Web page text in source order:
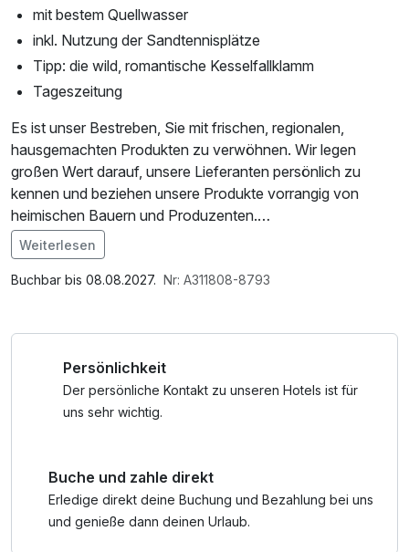
mit bestem Quellwasser
inkl. Nutzung der Sandtennisplätze
Tipp: die wild, romantische Kesselfallklamm
Tageszeitung
Es ist unser Bestreben, Sie mit frischen, regionalen,
hausgemachten Produkten zu verwöhnen. Wir legen
großen Wert darauf, unsere Lieferanten persönlich zu
kennen und beziehen unsere Produkte vorrangig von
heimischen Bauern und Produzenten.
Verbringen Sie einen romantischen Kurzurlaub im
Semriacherhof!
Weiterlesen
Buchbar bis 08.08.2027. Nr: A311808-8793
Persönlichkeit
Der persönliche Kontakt zu unseren Hotels ist für
uns sehr wichtig.
Buche und zahle direkt
Erledige direkt deine Buchung und Bezahlung bei uns
und genieße dann deinen Urlaub.